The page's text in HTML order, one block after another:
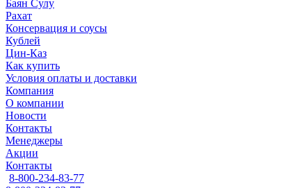
Баян Сулу
Рахат
Консервация и соусы
Кублей
Цин-Каз
Как купить
Условия оплаты и доставки
Компания
О компании
Новости
Контакты
Менеджеры
Акции
Контакты
8-800-234-83-77